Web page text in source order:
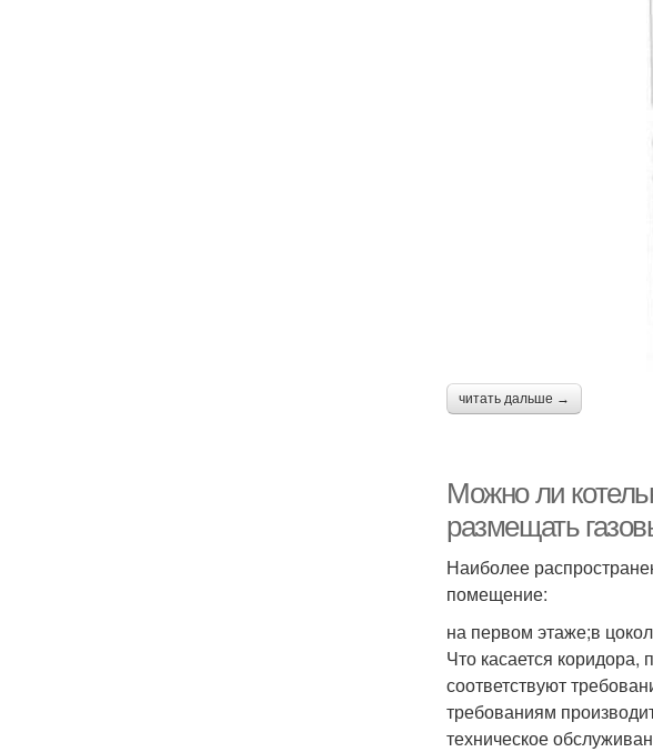
читать дальше →
Можно ли
размещать
Наиболее
помещение:
на первом этаже;в
Что касается
соответствуют
требованиям
техническое